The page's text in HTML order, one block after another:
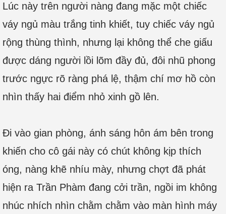
Lúc này trên người nàng đang mặc một chiếc
váy ngủ màu trắng tinh khiết, tuy chiếc váy ngủ
rộng thùng thình, nhưng lại không thể che giấu
được dáng người lồi lõm đầy đủ, đôi nhũ phong
trước ngực rõ ràng phá lệ, thậm chí mơ hồ còn
nhìn thấy hai điểm nhỏ xinh gồ lên.
Đi vào gian phòng, ánh sáng hôn ám bên trong
khiến cho cô gái này có chút không kịp thích
óng, nàng khẽ nhíu mày, nhưng chợt đã phát
hiện ra Trần Phàm đang cởi trần, ngồi im không
nhúc nhích nhìn chằm chằm vào màn hình máy